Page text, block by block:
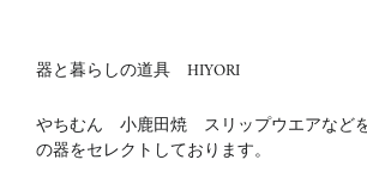
器と暮らしの道具 HIYORI
やちむん 小鹿田焼 スリップウエアなど
の器をセレクトしております。